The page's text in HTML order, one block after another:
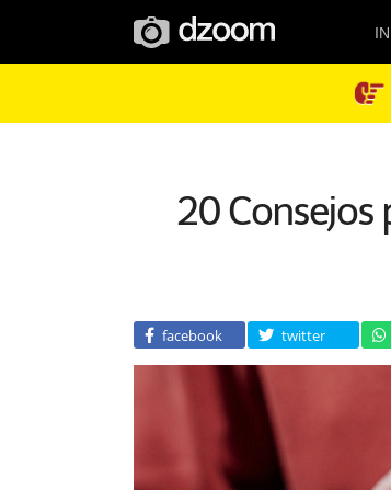
20 Consejos
facebook twitter